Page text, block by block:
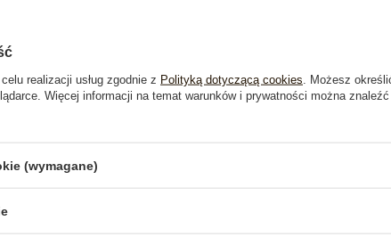
realizacji usług zgodnie z Polityką dotyczącą cookies . Możesz
Więcej informacji na temat warunków i prywatności można
(wymagane)